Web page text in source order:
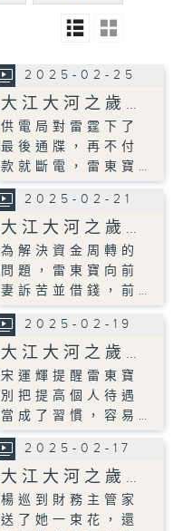
2025-02-25
大江大河之歲…
供電局對雷霆下了
最後通牒，再不付
款就斷電，雷東寶…
2025-02-21
大江大河之歲…
為解決資金周轉的
問題，雷東寶向前
妻訴苦並借錢，前…
2025-02-19
大江大河之歲…
宋運輝提醒雷東寶
別把提高個人待遇
當成了習慣，容易…
2025-02-17
大江大河之歲…
楊巡到財務主管家
送了她一束花，還